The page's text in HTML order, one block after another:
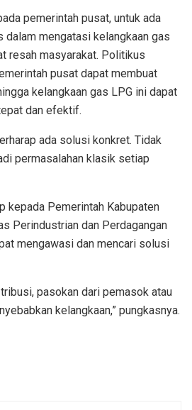
pemerintah pusat, untuk ada
dalam mengatasi kelangkaan gas
resah masyarakat. Politikus
pusat dapat membuat
kelangkaan gas LPG ini dapat
dan efektif.
ada solusi konkret. Tidak
permasalahan klasik setiap
kepada Pemerintah Kabupaten
Perindustrian dan Perdagangan
mengawasi dan mencari solusi
pasokan dari pemasok atau
kelangkaan,” pungkasnya.